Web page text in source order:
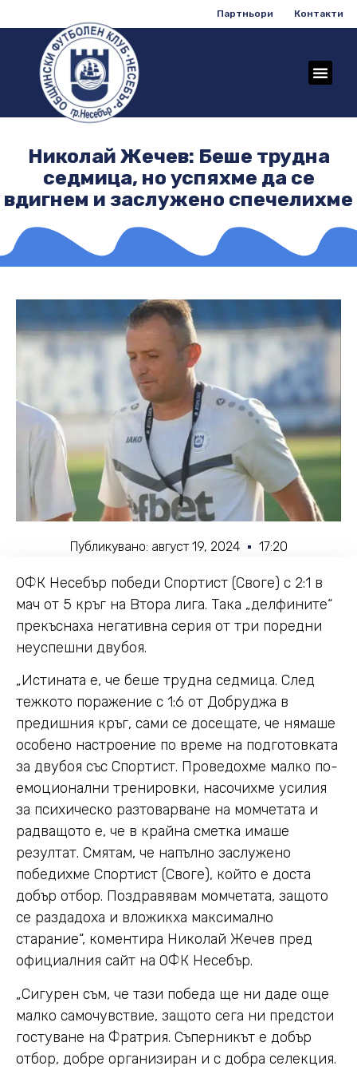
Партньори Контакти
Николай Жечев: Беше трудна
седмица, но успяхме да се
вдигнем и заслужено спечелихме
Публикувано: август 19, 2024 17:20
ОФК Несебър победи Спортист (Своге) с 2:1 в
мач от 5 кръг на Втора лига. Така „делфините“
прекъснаха негативна серия от три поредни
неуспешни двубоя.
„Истината е, че беше трудна седмица. След
тежкото поражение с 1:6 от Добруджа в
предишния кръг, сами се досещате, че нямаше
особено настроение по време на подготовката
за двубоя със Спортист. Проведохме малко по-
емоционални тренировки, насочихме усилия
за психическо разтоварване на момчетата и
радващото е, че в крайна сметка имаше
резултат. Смятам, че напълно заслужено
победихме Спортист (Своге), който е доста
добър отбор. Поздравявам момчетата, защото
се раздадоха и вложикха максимално
старание“, коментира Николай Жечев пред
официалния сайт на ОФК Несебър.
„Сигурен съм, че тази победа ще ни даде още
малко самочувствие, защото сега ни предстои
гостуване на Фратрия. Съперникът е добър
отбор, добре организиран и с добра селекция.